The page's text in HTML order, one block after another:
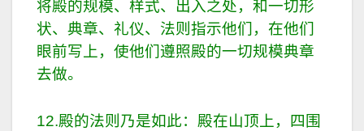
将殿的规模、样式、出入之处，和一切形
状、典章、礼仪、法则指示他们，在他们
眼前写上，使他们遵照殿的一切规模典章
去做。
12.殿的法则乃是如此：殿在山顶上，四围